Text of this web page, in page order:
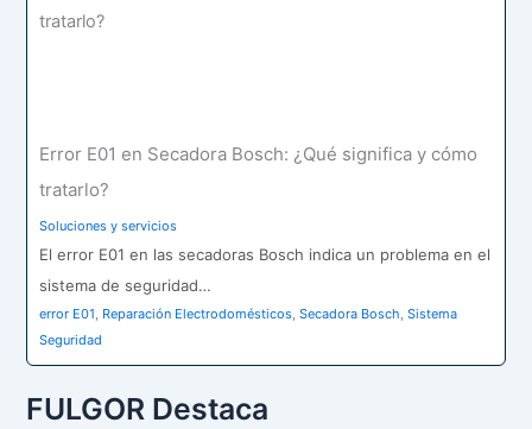
Error E01 en Secadora Bosch: ¿Qué significa y cómo
tratarlo?
Soluciones y servicios
El error E01 en las secadoras Bosch indica un problema en el
sistema de seguridad…
error E01, Reparación Electrodomésticos,Secadora Bosch,Sistema
Seguridad
FULGOR Destaca